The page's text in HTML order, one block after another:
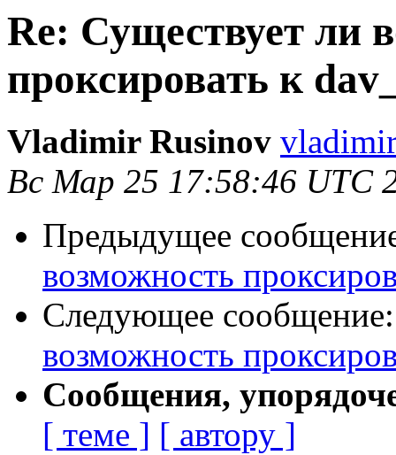
Re: Существует ли
проксировать к
Vladimir Rusinov
Вс Мар 25 17:58:46 UTC
Предыдущее
возможность
Следующее
возможность
Сообщения,
[ теме ] [ автору ]